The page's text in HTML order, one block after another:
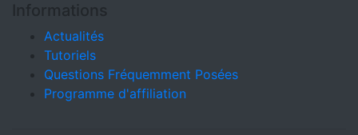
Informations
Actualités
Tutoriels
Questions Fréquemment Posées
Programme d'affiliation